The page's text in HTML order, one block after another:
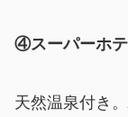
④スーパーホ
天然温泉付き